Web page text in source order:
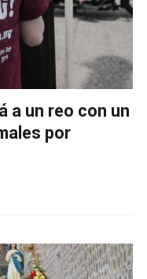
a un reo con un
por